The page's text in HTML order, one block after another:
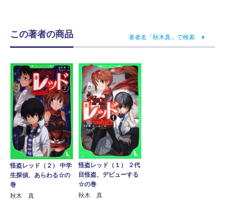
この著者の商品 著者名「秋木真」で検索
怪盗レッド（２） 中学
生探偵、あらわる☆の
巻
秋木 真
怪盗レッド（１） ２代
目怪盗、デビューする
☆の巻
秋木 真